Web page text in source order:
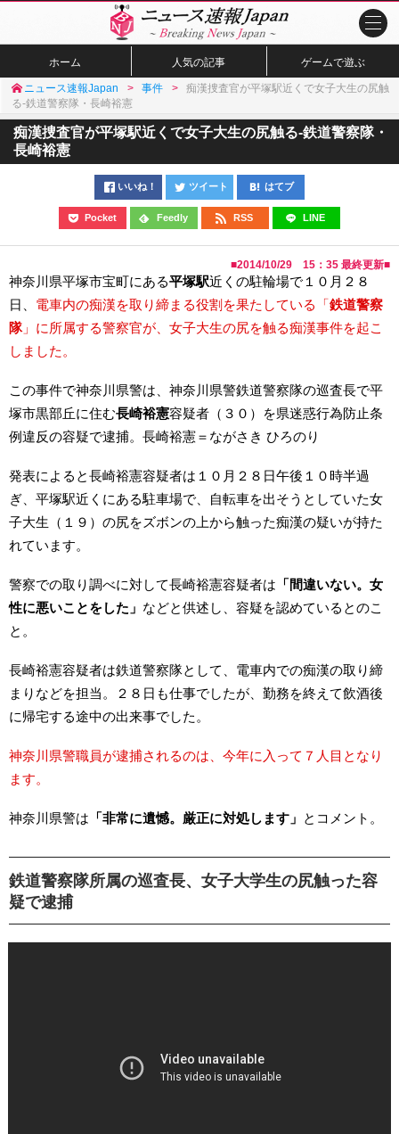
ホーム 人気の記事 ゲームで遊ぶ
ニュース速報Japan 事件
痴漢捜査官が平塚駅近くで女子大生の尻触
る-鉄道警察隊・長崎裕憲
痴漢捜査官が平塚駅近くで女子大生の尻触る-鉄道警察隊・
長崎裕憲
いいね！ ツイート はてブ
Pocket Feedly RSS LINE
■2014/10/29 15：35 最終更新■
神奈川県平塚市宝町にある平塚駅近くの駐輪場で１０月２８
日、 電車内の痴漢を取り締まる役割を果たしている「鉄道警察
隊」に所属する警察官が、女子大生の尻を触る痴漢事件を起こ
しました。
この事件で神奈川県警は、神奈川県警鉄道警察隊の巡査長で平
塚市黒部丘に住む長崎裕憲容疑者（３０）を県迷惑行為防止条
例違反の容疑で逮捕。長崎裕憲＝ながさき ひろのり
発表によると長崎裕憲容疑者は１０月２８日午後１０時半過
ぎ、平塚駅近くにある駐車場で、自転車を出そうとしていた女
子大生（１９）の尻をズボンの上から触った痴漢の疑いが持た
れています。
警察での取り調べに対して長崎裕憲容疑者は 「間違いない。女
性に悪いことをした」 などと供述し、容疑を認めているとのこ
と。
長崎裕憲容疑者は鉄道警察隊として、電車内での痴漢の取り締
まりなどを担当。２８日も仕事でしたが、勤務を終えて飲酒後
に帰宅する途中の出来事でした。
神奈川県警職員が逮捕されるのは、今年に入って７人目となり
ます。
神奈川県警は 「非常に遺憾。厳正に対処します」 とコメント。
鉄道警察隊所属の巡査長、女子大学生の尻触った容
疑で逮捕